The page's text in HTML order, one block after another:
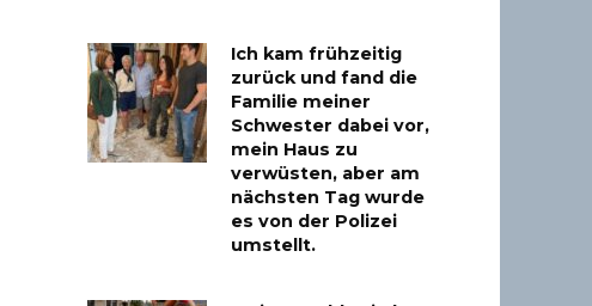
Ich kam frühzeitig
zurück und fand die
Familie meiner
Schwester dabei vor,
mein Haus zu
verwüsten, aber am
nächsten Tag wurde
es von der Polizei
umstellt.